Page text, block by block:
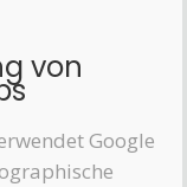
von
Google